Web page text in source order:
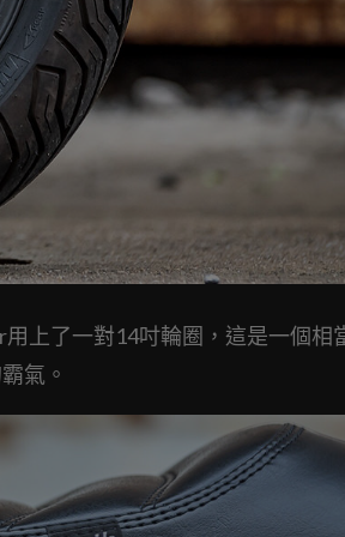
上了一對14吋輪圈，這是一個相
氣。